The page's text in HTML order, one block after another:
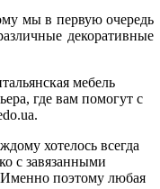
мы в первую очередь
декоративные
мебель
где вам помогут с
хотелось всегда
с завязанными
Именно поэтому любая